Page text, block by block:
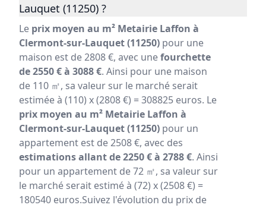
Lauquet (11250) ?
Le prix moyen au m² Metairie Laffon à
Clermont-sur-Lauquet (11250) pour une
maison est de 2808 €, avec unefourchette
de 2550 € à 3088 €. Ainsi pour une maison
de 110 ㎡, sa valeur sur le marché serait
estimée à (110) x (2808 €) = 308825 euros. Le
prix moyen au m² Metairie Laffon à
Clermont-sur-Lauquet (11250) pour un
appartement est de 2508 €, avec des
estimations allant de 2250 € à 2788 €. Ainsi
pour un appartement de 72 ㎡, sa valeur sur
le marché serait estimé à (72) x (2508 €) =
180540 euros.Suivez l'évolution du prix de